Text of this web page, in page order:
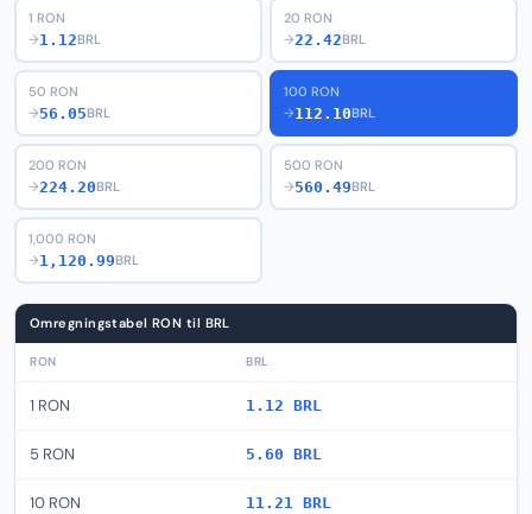
1 RON
→1.12BRL
20 RON
→22.42BRL
50 RON
→56.05BRL
100 RON
→112.10BRL
200 RON
→224.20BRL
500 RON
→560.49BRL
1,000 RON
→1,120.99BRL
Omregningstabel RON til BRL
RON BRL
1 RON 1.12 BRL
5 RON 5.60 BRL
10 RON 11.21 BRL